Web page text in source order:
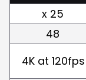
x 25
48
4K at 120fps